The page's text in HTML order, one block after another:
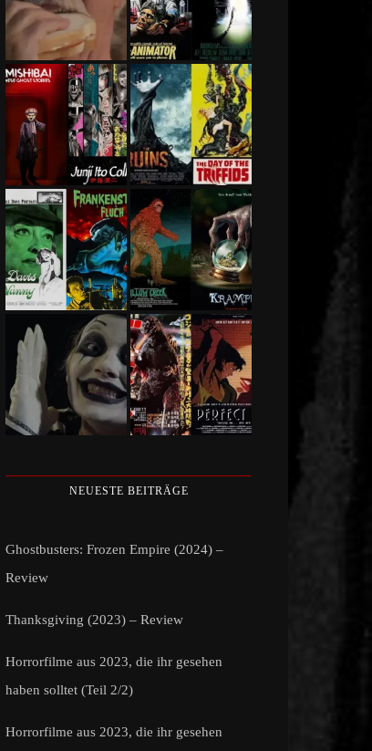
NEUESTE BEITRÄGE
Ghostbusters: Frozen Empire (2024) –
Review
Thanksgiving (2023) – Review
Horrorfilme aus 2023, die ihr gesehen
haben solltet (Teil 2/2)
Horrorfilme aus 2023, die ihr gesehen